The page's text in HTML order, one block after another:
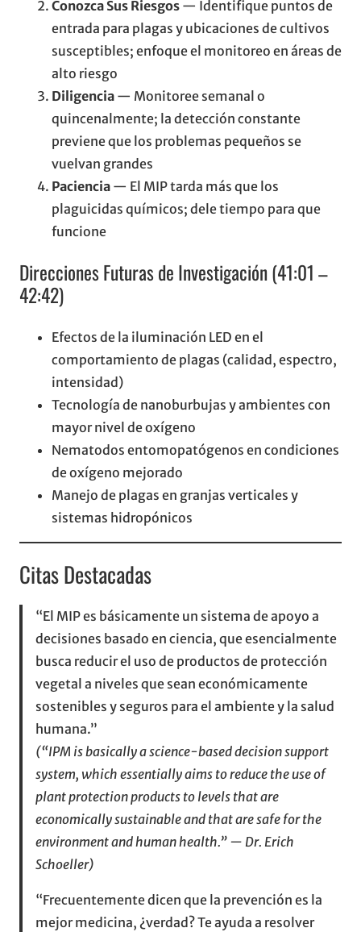
Conozca Sus Riesgos — Identifique puntos de
entrada para plagas y ubicaciones de cultivos
susceptibles; enfoque el monitoreo en áreas de
alto riesgo
Diligencia — Monitoree semanal o
quincenalmente; la detección constante
previene que los problemas pequeños se
vuelvan grandes
Paciencia — El MIP tarda más que los
plaguicidas químicos; dele tiempo para que
funcione
Direcciones Futuras de Investigación (41:01 –
42:42)
Efectos de la iluminación LED en el
comportamiento de plagas (calidad, espectro,
intensidad)
Tecnología de nanoburbujas y ambientes con
mayor nivel de oxígeno
Nematodos entomopatógenos en condiciones
de oxígeno mejorado
Manejo de plagas en granjas verticales y
sistemas hidropónicos
Citas Destacadas
“El MIP es básicamente un sistema de apoyo a
decisiones basado en ciencia, que esencialmente
busca reducir el uso de productos de protección
vegetal a niveles que sean económicamente
sostenibles y seguros para el ambiente y la salud
humana.”
(“IPM is basically a science-based decision support
system, which essentially aims to reduce the use of
plant protection products to levels that are
economically sustainable and that are safe for the
environment and human health.” — Dr. Erich
Schoeller)
“Frecuentemente dicen que la prevención es la
mejor medicina, ¿verdad? Te ayuda a resolver